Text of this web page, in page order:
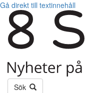
Gå direkt till textinnehåll
Sök